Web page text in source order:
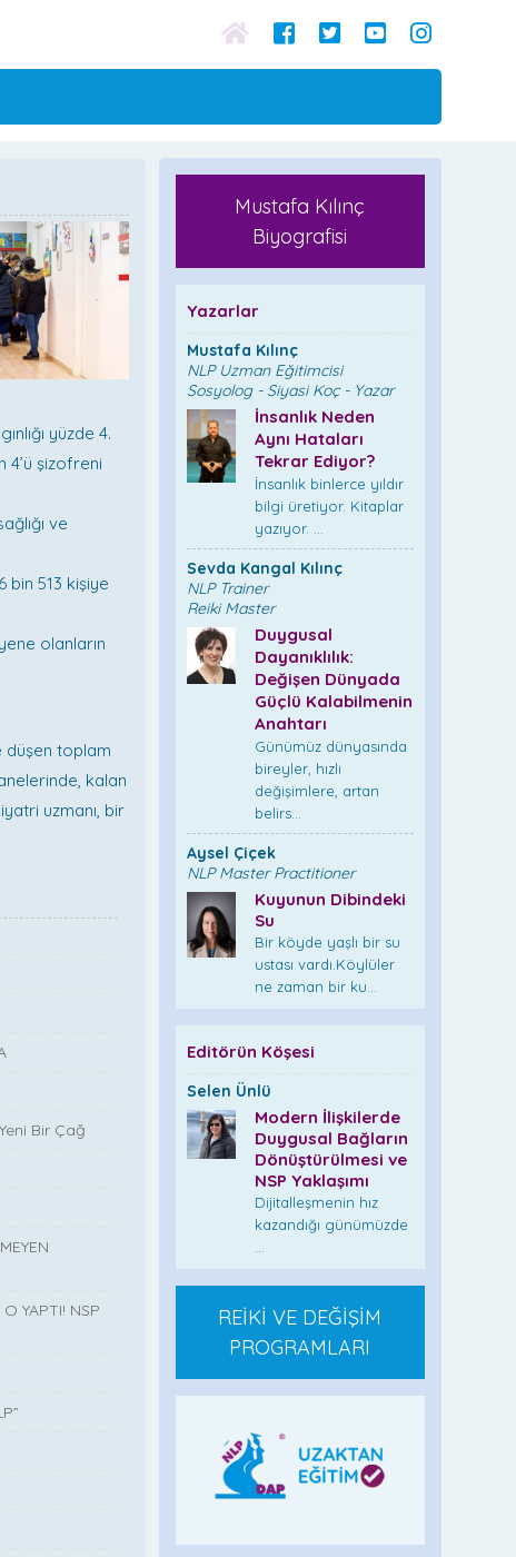
yüzde 4.
4’ü şizofreni
ve
bin 513 kişiye
olanların
düşen toplam
kalan
uzmanı, bir
Bir Çağ
YAPTI! NSP
Mustafa Kılınç
Biyografisi
Yazarlar
Mustafa Kılınç
NLP Uzman Eğitimcisi
Sosyolog - Siyasi Koç - Yazar
İnsanlık Neden
Aynı Hataları
Tekrar Ediyor?
İnsanlık binlerce yıldır
bilgi üretiyor. Kitaplar
yazıyor. ...
Sevda Kangal Kılınç
NLP Trainer
Reiki Master
Duygusal
Dayanıklılık:
Değişen Dünyada
Güçlü Kalabilmenin
Anahtarı
Günümüz dünyasında
bireyler, hızlı
değişimlere, artan
belirs...
Aysel Çiçek
NLP Master Practitioner
Kuyunun Dibindeki
Su
Bir köyde yaşlı bir su
ustası vardı.Köylüler
ne zaman bir ku...
Editörün Köşesi
Selen Ünlü
Modern İlişkilerde
Duygusal Bağların
Dönüştürülmesi ve
NSP Yaklaşımı
Dijitalleşmenin hız
kazandığı günümüzde
...
REİKİ VE DEĞİŞİM
PROGRAMLARI